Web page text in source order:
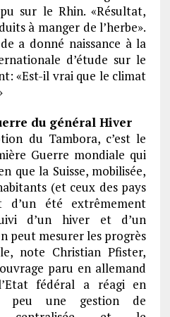
sur le Rhin. «Résultat,
à manger de l’herbe».
a donné naissance à la
d’étude sur le
«Est-il vrai que le climat
du général Hiver
du Tambora, c’est le
Guerre mondiale qui
que la Suisse, mobilisée,
(et ceux des pays
d’un été extrêmement
d’un hiver et d’un
peut mesurer les progrès
note Christian Pfister,
paru en allemand
fédéral a réagi en
peu une gestion de